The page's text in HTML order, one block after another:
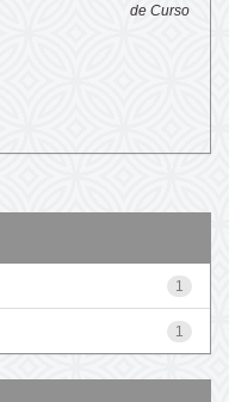
de Curso
1
1